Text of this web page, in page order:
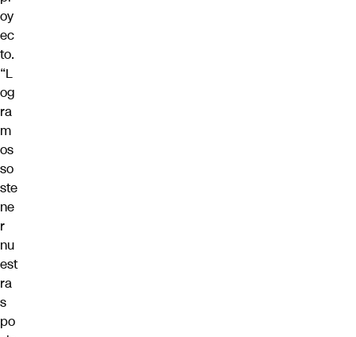
oy
ec
to.
“L
og
ra
m
os
so
ste
ne
r
nu
est
ra
s
po